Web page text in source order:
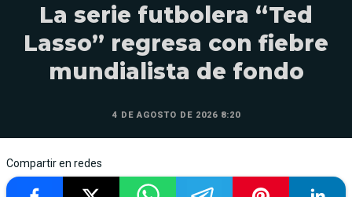
La serie futbolera “Ted
Lasso” regresa con fiebre
mundialista de fondo
4 DE AGOSTO DE 2026 8:20
Compartir en redes